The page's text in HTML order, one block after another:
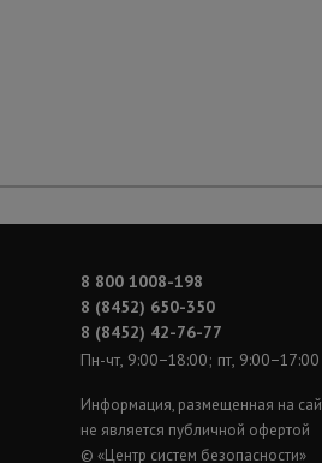
8 800 1008-198
8 (8452) 650-350
8 (8452) 42-76-77
Пн-чт, 9:00−18:00; пт, 9:00−17:00
Информация, размещенная на
не является публичной офертой
© «Центр систем безопасности»